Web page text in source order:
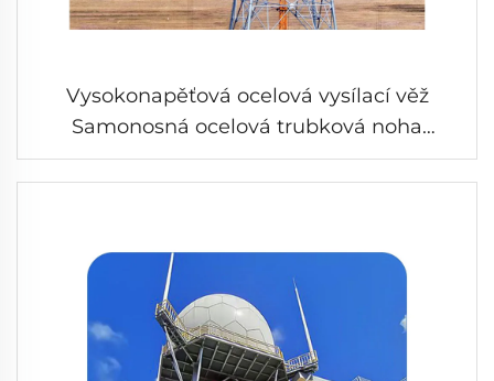
Vysokonapěťová ocelová vysílací věž
Samonosná ocelová trubková noha
Vysokonapěťová věž pro přenos elektrické
energie